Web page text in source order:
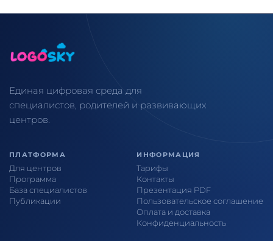
Единая цифровая среда для
специалистов, родителей и развивающих
центров.
ПЛАТФОРМА
Для центров
Программа
База специалистов
Публикации
ИНФОРМАЦИЯ
Тарифы
Контакты
Презентация PDF
Пользовательское соглашение
Оплата и доставка
Конфиденциальность